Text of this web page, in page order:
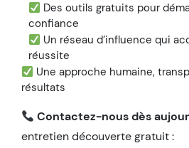
Des outils gratuits pour
confiance
Un réseau d’influence qui
réussite
Une approche humaine,
résultats
Contactez-nous dès
entretien découverte gratuit :